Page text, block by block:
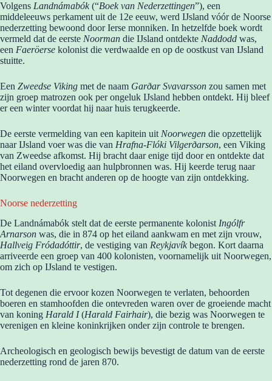
Volgens Landnámabók (“Boek van Nederzettingen”), een
middeleeuws perkament uit de 12e eeuw, werd IJsland vóór de Noorse
nederzetting bewoond door Ierse monniken. In hetzelfde boek wordt
vermeld dat de eerste Noorman die IJsland ontdekte Naddodd was,
een Faeröerse kolonist die verdwaalde en op de oostkust van IJsland
stuitte.
Een Zweedse Viking met de naam Garðar Svavarsson zou samen met
zijn groep matrozen ook per ongeluk IJsland hebben ontdekt. Hij bleef
er een winter voordat hij naar huis terugkeerde.
De eerste vermelding van een kapitein uit Noorwegen die opzettelijk
naar IJsland voer was die van Hrafna-Flóki Vilgerðarson, een Viking
van Zweedse afkomst. Hij bracht daar enige tijd door en ontdekte dat
het eiland overvloedig aan hulpbronnen was. Hij keerde terug naar
Noorwegen en bracht anderen op de hoogte van zijn ontdekking.
Noorse nederzetting
De Landnámabók stelt dat de eerste permanente kolonist Ingólfr
Arnarson was, die in 874 op het eiland aankwam en met zijn vrouw,
Hallveig Fródadóttir, de vestiging van Reykjavík begon. Kort daarna
arriveerde een groep van 400 kolonisten, voornamelijk uit Noorwegen,
om zich op IJsland te vestigen.
Tot degenen die ervoor kozen Noorwegen te verlaten, behoorden
boeren en stamhoofden die ontevreden waren over de groeiende macht
van koning Harald I(Harald Fairhair), die bezig was Noorwegen te
verenigen en kleine koninkrijken onder zijn controle te brengen.
Archeologisch en geologisch bewijs bevestigt de datum van de eerste
nederzetting rond de jaren 870.